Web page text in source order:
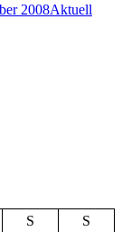
2008Aktuell
S
S